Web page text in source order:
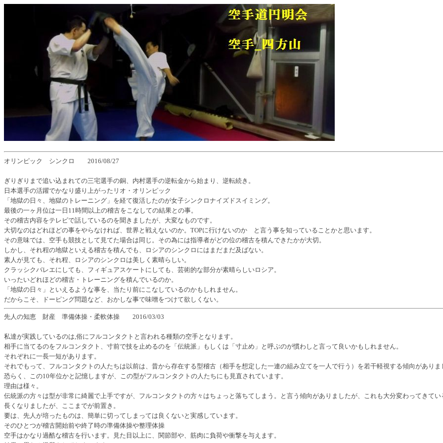
オリンピック シンクロ 2016/08/27
ぎりぎりまで追い込まれての三宅選手の銅、内村選手の逆転金から始まり、逆転続き。
日本選手の活躍でかなり盛り上がったリオ・オリンピック
「地獄の日々、地獄のトレーニング」を経て復活したのが女子シンクロナイズドスイミング。
最後の一ヶ月位は一日11時間以上の稽古をこなしての結果との事。
その稽古内容をテレビで話しているのを聞きましたが、大変なものです。
大切なのはどれほどの事をやらなければ、世界と戦えないのか。TOPに行けないのか と言う事を知っていることかと思います。
その意味では、空手も競技として見てた場合は同じ。その為には指導者がどの位の稽古を積んできたかが大切。
しかし、それ程の地獄といえる稽古を積んでも、ロシアのシンクロにはまだまだ及ばない。
素人が見ても、それ程、ロシアのシンクロは美しく素晴らしい。
クラッシクバレエにしても、フィギュアスケートにしても、芸術的な部分が素晴らしいロシア。
いったいどれほどの稽古・トレーニングを積んでいるのか。
「地獄の日々」といえるような事を、当たり前にこなしているのかもしれません。
だからこそ、ドーピング問題など、おかしな事で味噌をつけて欲しくない。
先人の知恵 財産 準備体操・柔軟体操 2016/03/03
私達が実践しているのは,俗にフルコンタクトと言われる種類の空手となります。
相手に当てるのをフルコンタクト、寸前で技を止めるのを「伝統派」もしくは「寸止め」と呼ぶのが慣わしと言って良いかもしれません。
それぞれに一長一短があります。
それでもって、フルコンタクトの人たちは以前は、昔から存在する型稽古（相手を想定した一連の組み立てを一人で行う）を若干軽視する傾向がありま
恐らく、この10年位かと記憶しますが、この型がフルコンタクトの人たちにも見直されています。
理由は様々。
伝統派の方々は型が非常に綺麗で上手ですが、フルコンタクトの方々はちょっと落ちてしまう。と言う傾向がありましたが、これも大分変わってきてい
長くなりましたが、ここまでが前置き。
要は、先人が培ったものは、簡単に切ってしまっては良くないと実感しています。
そのひとつが稽古開始前や終了時の準備体操や整理体操
空手はかなり過酷な稽古を行います。見た目以上に、関節部や、筋肉に負荷や衝撃を与えます。